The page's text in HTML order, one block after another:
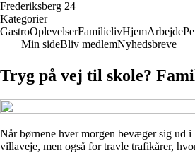
Frederiksberg 24
Kategorier
GastroOplevelserFamilielivHjemArbejde
Min sideBliv medlemNyhedsbreve
Tryg på vej til skole?
Når børnene hver morgen bevæger sig ud
villaveje, men også for travle trafikårer,